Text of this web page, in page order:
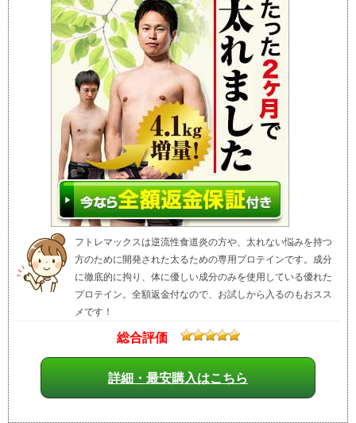
フトレマックスは逆流性食道炎の方や、太れない悩みを持つ
方のために開発された太るための専用プロテインです。成分
に徹底的に拘り、体に優しい成分のみを使用している優れた
プロテイン。全額返金付なので、お試しから入るのもおスス
メです！
総合評価
詳細・最安購入はこちら